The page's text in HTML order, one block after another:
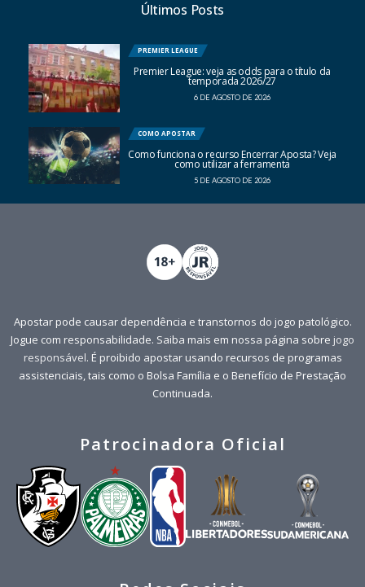
Últimos Posts
PREMIER LEAGUE
Premier League: veja as odds para o título da
temporada 2026/27
6 DE AGOSTO DE 2026
COMO APOSTAR
Como funciona o recurso Encerrar Aposta? Veja
como utilizar a ferramenta
5 DE AGOSTO DE 2026
Apostar pode causar dependência e transtornos do jogo patológico.
Jogue com responsabilidade. Saiba mais em nossa página sobre jogo
responsável. É proibido apostar usando recursos de programas
assistenciais, tais como o Bolsa Família e o Benefício de Prestação
Continuada.
Patrocinadora Oficial